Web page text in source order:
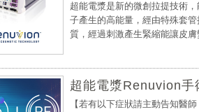
超能電漿是新的微創拉提技術
子產生的高能量，經由特殊套
質，經過刺激產生緊縮能讓皮
超能電漿Renuvion手
【若有以下症狀請主動告知醫